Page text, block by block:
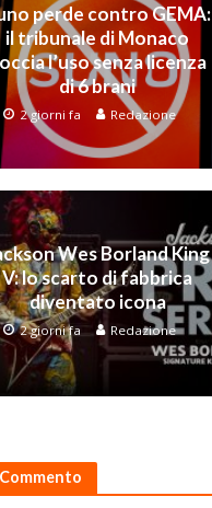
perde contro GEMA:
il tribunale di Monaco
l’uso senza licenza
di 6 brani
2 giorni fa Redazione
Wes Borland King
V: lo scarto di fabbrica
diventato icona
2 giorni fa Redazione